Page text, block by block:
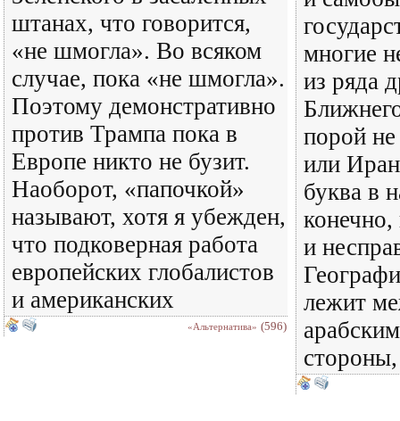
штанах, что говорится,
«не шмогла». Во всяком
случае, пока «не шмогла».
Поэтому демонстративно
против Трампа пока в
Европе никто не бузит.
Наоборот, «папочкой»
называют, хотя я убежден,
что подковерная работа
европейских глобалистов
и американских
«Альтернатива» (596)
многие
из ряда
порой
или
буква в
конечно,
и
лежит